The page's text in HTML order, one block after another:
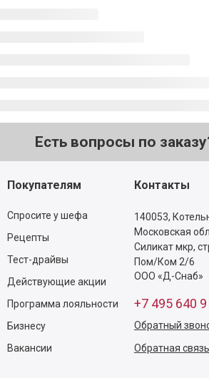
Есть вопросы по
Покупателям
Спросите у шефа
Рецепты
Тест-драйвы
Действующие акции
Программа лояльности
Бизнесу
Вакансии
Контакты
140053,
Московская
Силикат мкр,
Пом/Ком 2/6
ООО «Д-Снаб»
+7 495 640
Обратный
Обратная связь